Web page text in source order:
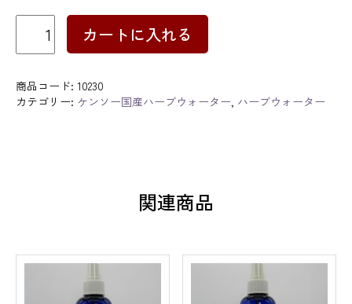
カ
ラ
デ
費
カートに入れる
商品コード: 10230
カテゴリー: ケンソー国産ハーブウォーター, ハーブウォーター
関連商品